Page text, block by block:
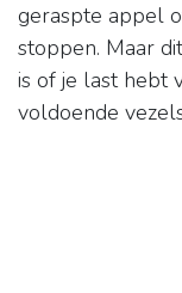
geraspte appel
stoppen. Maar
is of je last hebt
voldoende